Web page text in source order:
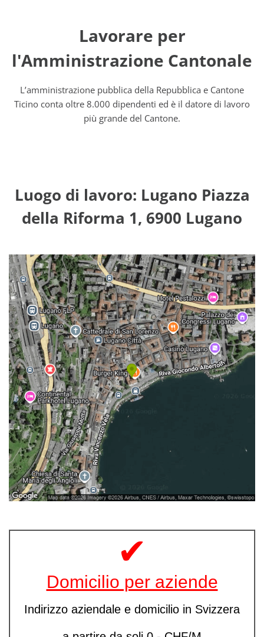
Lavorare per
l'Amministrazione Cantonale
L’amministrazione pubblica della Repubblica e Cantone
Ticino conta oltre 8.000 dipendenti ed è il datore di lavoro
più grande del Cantone.
Luogo di lavoro: Lugano Piazza
della Riforma 1, 6900 Lugano